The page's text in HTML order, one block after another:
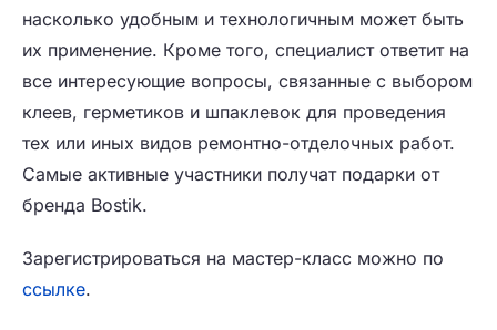
насколько удобным и технологичным может быть
их применение. Кроме того, специалист ответит на
все интересующие вопросы, связанные с выбором
клеев, герметиков и шпаклевок для проведения
тех или иных видов ремонтно-отделочных работ.
Самые активные участники получат подарки от
бренда Bostik.
Зарегистрироваться на мастер-класс можно по
ссылке.